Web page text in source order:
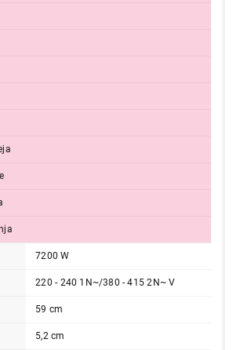
7200 W
220 - 240 1N~/380 - 415 2N~ V
59 cm
5,2 cm
u korpu.
0,00
kupovinu